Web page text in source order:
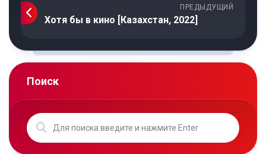
ПРЕДЫДУЩИЙ
Хотя бы в кино [Казахстан, 2022]
Поиск